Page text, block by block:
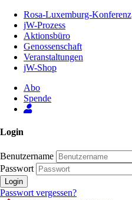
Inhalt
Seite
Rosa-Luxemburg-Konferenz
jW-Prozess
Aktionsbüro
Genossenschaft
Veranstaltungen
jW-Shop
Abo
Spende
Login
Benutzername
Passwort
Login
Passwort vergessen?